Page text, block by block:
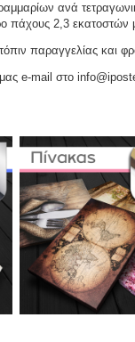
ανά
πάχους 2,3
παραγγελίας και
μας e-mail στο